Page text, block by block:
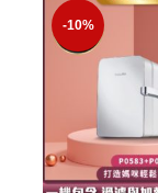
-10%